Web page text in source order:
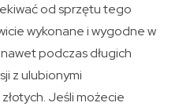
od sprzętu tego
wykonane i wygodne w
podczas długich
z ulubionymi
Jeśli możecie